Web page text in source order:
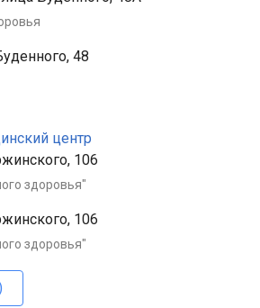
48
центр
106
здоровья"
106
здоровья"